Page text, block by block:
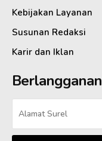
Kebijakan Layanan
Susunan Redaksi
Karir dan Iklan
Berlangganan